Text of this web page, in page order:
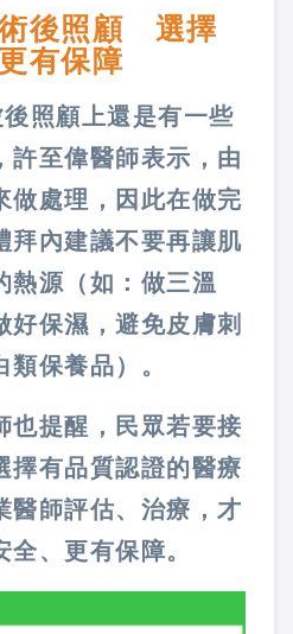
後照顧 選擇
有保障
照顧上還是有一些
許至偉醫師表示，由
做處理，因此在做完
拜內建議不要再讓肌
熱源（如：做三溫
好保濕，避免皮膚刺
保養品）。
也提醒，民眾若要接
擇有品質認證的醫療
醫師評估、治療，才
、更有保障。